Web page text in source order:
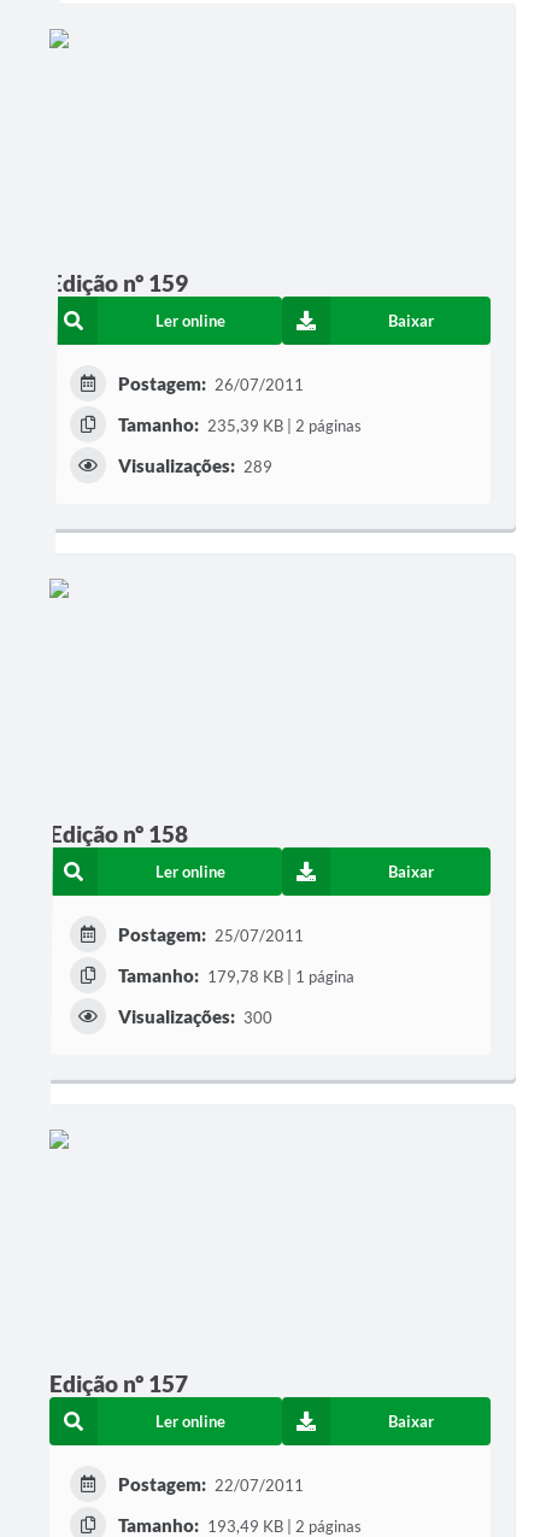
Edição nº 159
Ler online Baixar
Postagem: 26/07/2011
Tamanho: 235,39 KB | 2 páginas
Visualizações: 289
Edição nº 158
Ler online Baixar
Postagem: 25/07/2011
Tamanho: 179,78 KB | 1 página
Visualizações: 300
Edição nº 157
Ler online Baixar
Postagem: 22/07/2011
Tamanho: 193,49 KB | 2 páginas